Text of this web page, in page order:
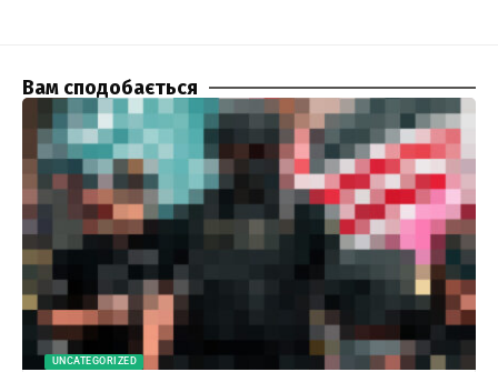
Вам сподобається
UNCATEGORIZED